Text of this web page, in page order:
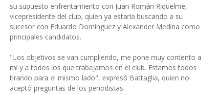
su supuesto enfrentamiento con Juan Román Riquelme,
vicepresidente del club, quien ya estaría buscando a su
sucesor con Eduardo Domínguez y Alexander Medina como
principales candidatos.
"Los objetivos se van cumpliendo, me pone muy contento a
mí y a todos los que trabajamos en el club. Estamos todos
tirando para el mismo lado", expresó Battaglia, quien no
aceptó preguntas de los periodistas.